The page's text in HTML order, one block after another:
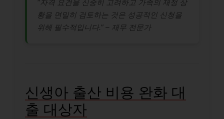
“자격 요건을 신중히 고려하고 가족의 재정 상
황을 면밀히 검토하는 것은 성공적인 신청을
위해 필수적입니다.” – 재무 전문가
신생아 출산 비용 완화 대
출 대상자